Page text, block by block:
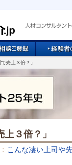
売上３倍？」
上３倍？」
こんな凄い上司や